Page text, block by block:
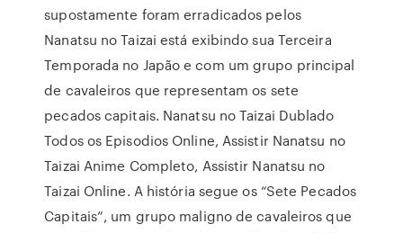
supostamente foram erradicados pelos
Nanatsu no Taizai está exibindo sua Terceira
Temporada no Japão e com um grupo principal
de cavaleiros que representam os sete
pecados capitais. Nanatsu no Taizai Dublado
Todos os Episodios Online, Assistir Nanatsu no
Taizai Anime Completo, Assistir Nanatsu no
Taizai Online. A história segue os “Sete Pecados
Capitais”, um grupo maligno de cavaleiros que